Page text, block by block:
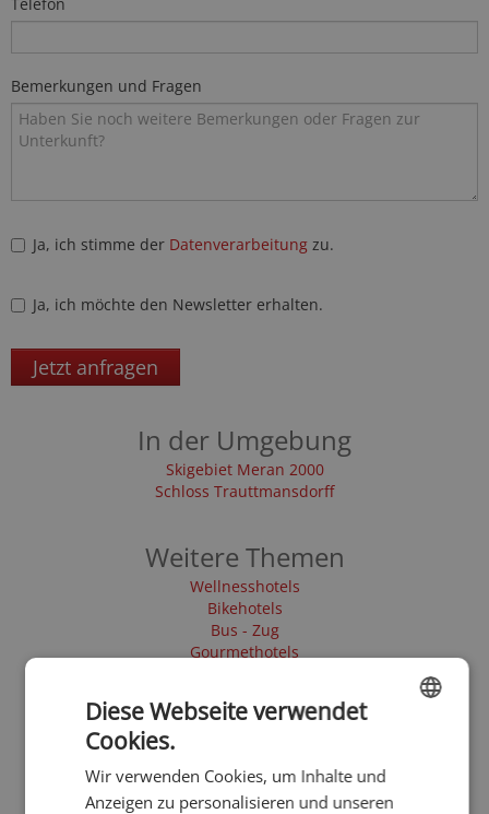
Bemerkungen und Fragen
Ja, ich stimme der Datenverarbeitung zu.
Ja, ich möchte den Newsletter erhalten.
Jetzt anfragen
In der Umgebung
Skigebiet Meran 2000
Schloss Trauttmansdorff
Weitere Themen
Wellnesshotels
Bikehotels
Bus - Zug
Gourmethotels
Shopping
Designhotels & Boutique Hotels
Hotels mit Schwimmbad
Kleine Hotels
GERMAN
Diese Webseite verwendet
Cookies.
Wir verwenden Cookies, um Inhalte und
Anzeigen zu personalisieren und unseren